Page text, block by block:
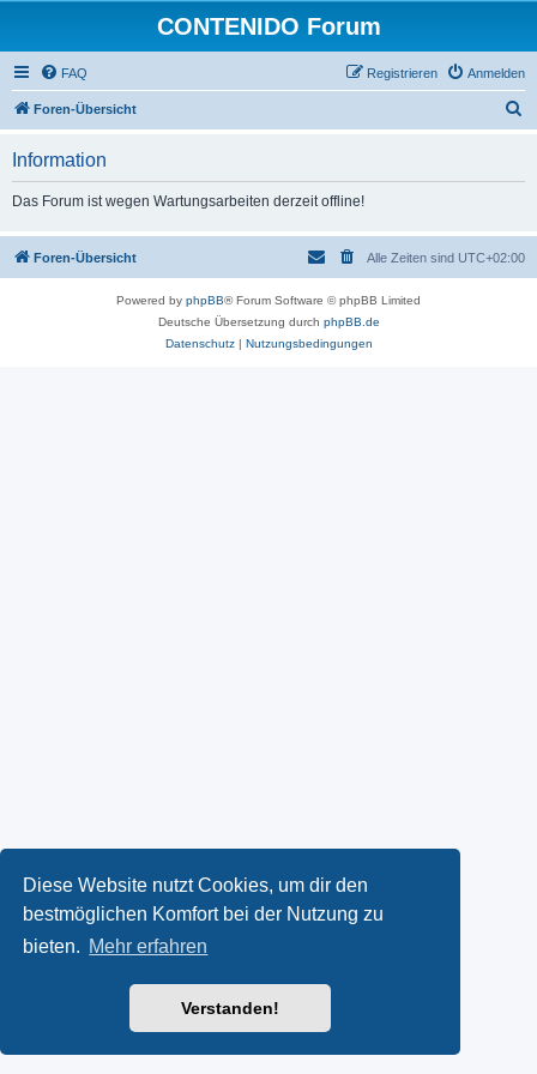
Diese Website nutzt Cookies, um dir den
bestmöglichen Komfort bei der Nutzung zu
bieten. Mehr erfahren
Verstanden!
CONTENIDO Forum
FAQ Anmelden
Registrieren
Foren-Übersicht
Information
Das Forum ist wegen Wartungsarbeiten derzeit offline!
Foren-Übersicht Alle Zeiten sind UTC+02:00
Powered by phpBB® Forum Software © phpBB Limited
Deutsche Übersetzung durch phpBB.de
Datenschutz| Nutzungsbedingungen